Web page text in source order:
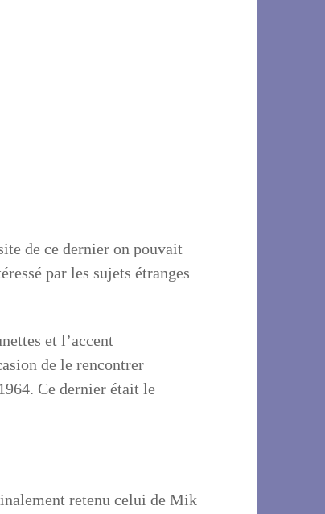
de ce dernier on pouvait
par les sujets étranges
et l’accent
de le rencontrer
Ce dernier était le
retenu celui de Mik